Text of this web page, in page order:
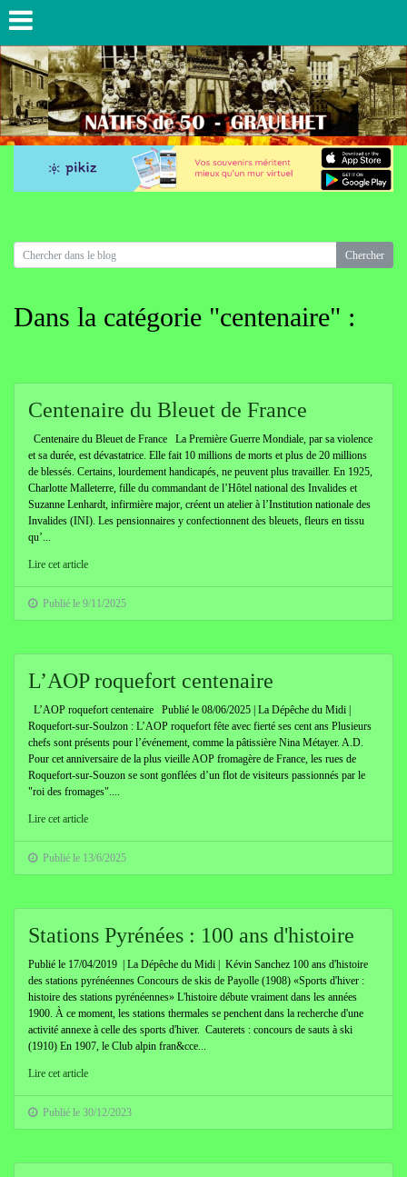
Dans la catégorie "centenaire" :
Centenaire du Bleuet de France
Centenaire du Bleuet de France La Première Guerre Mondiale, par sa violence
et sa durée, est dévastatrice. Elle fait 10 millions de morts et plus de 20 millions
de blessés. Certains, lourdement handicapés, ne peuvent plus travailler. En 1925,
Charlotte Malleterre, fille du commandant de l’Hôtel national des Invalides et
Suzanne Lenhardt, infirmière major, créent un atelier à l’Institution nationale des
Invalides (INI). Les pensionnaires y confectionnent des bleuets, fleurs en tissu
qu’...
Lire cet article
Publié le 9/11/2025
L’AOP roquefort centenaire
L’AOP roquefort centenaire Publié le 08/06/2025 | La Dépêche du Midi |
Roquefort-sur-Soulzon : L’AOP roquefort fête avec fierté ses cent ans Plusieurs
chefs sont présents pour l’événement, comme la pâtissière Nina Métayer. A.D.
Pour cet anniversaire de la plus vieille AOP fromagère de France, les rues de
Roquefort-sur-Souzon se sont gonflées d’un flot de visiteurs passionnés par le
"roi des fromages"....
Lire cet article
Publié le 13/6/2025
Stations Pyrénées : 100 ans d'histoire
Publié le 17/04/2019 | La Dépêche du Midi | Kévin Sanchez 100 ans d'histoire
des stations pyrénéennes Concours de skis de Payolle (1908) «Sports d'hiver :
histoire des stations pyrénéennes» L'histoire débute vraiment dans les années
1900. À ce moment, les stations thermales se penchent dans la recherche d'une
activité annexe à celle des sports d'hiver. Cauterets : concours de sauts à ski
(1910) En 1907, le Club alpin fran&cce...
Lire cet article
Publié le 30/12/2023